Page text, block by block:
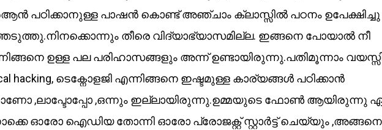
പഠിക്കാനുള്ള പാഷൻ കൊണ്ട് അഞ്ചാം ക്ലാസ്സിൽ പഠനം ഉപേക്ഷിച്ചു
തീരെ വിദ്യാഭ്യാസമില്ല. ഇങ്ങനെ പോയാൽ നീ
ഉള്ള പല പരിഹാസങ്ങളും അന്ന് ഉണ്ടായിരുന്നു.പതിമൂന്നാം
hacking, ടെക്നോളജി എന്നിങ്ങനെ ഇഷ്ടമുള്ള കാര്യങ്ങൾ പഠിക്കാൻ
,ലാപ്ടോപ്പോ ,ഒന്നും ഇല്ലായിരുന്നു.ഉമ്മയുടെ ഫോൺ ആയിരുന്നു
ഓരോ ഐഡിയ തോന്നി ഓരോ പ്രോജക്റ്റ് സ്റ്റാർട്ട് ചെയ്യും ,അങ്ങനെ